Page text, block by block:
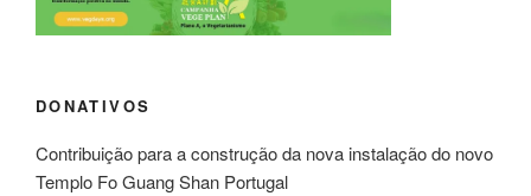
DONATIVOS
Contribuição para a construção da nova instalação do novo
Templo Fo Guang Shan Portugal